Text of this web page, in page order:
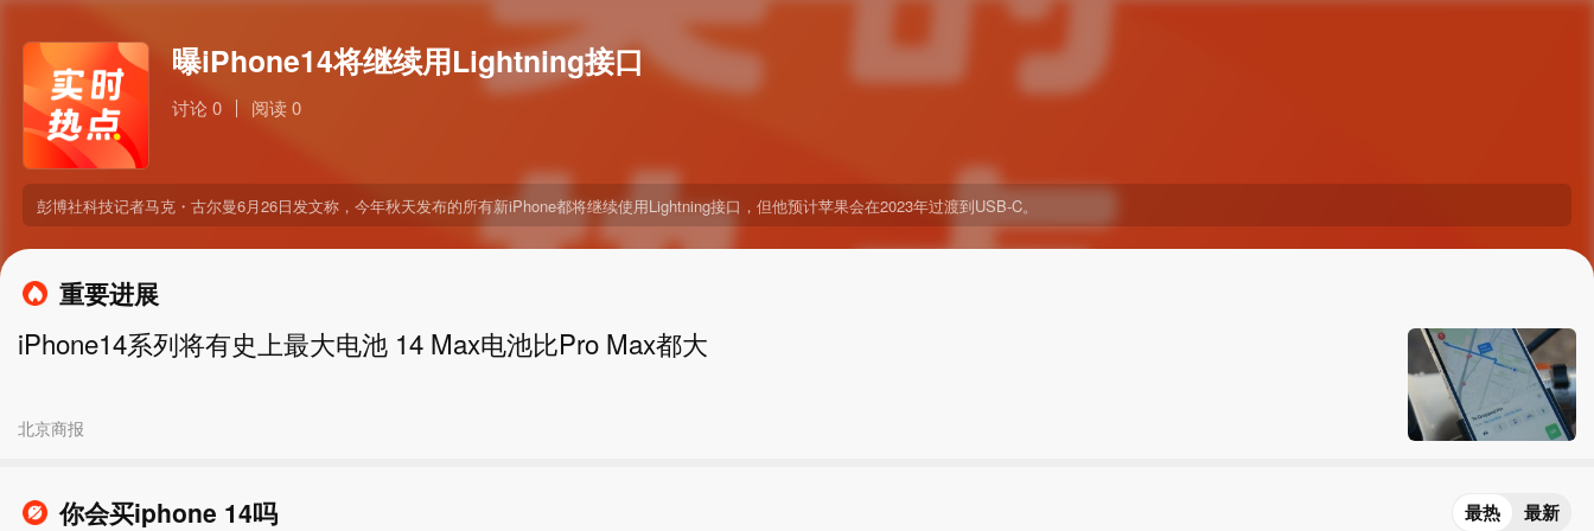
曝iPhone14将继续用Lightning接口
讨论 0 阅读 0
彭博社科技记者马克・古尔曼6月26日发文称，今年秋天发布的所有新iPhone都将继续使用Lightning接口，但他预计苹果会在2023年过渡到USB-C。
重要进展
iPhone14系列将有史上最大电池 14 Max电池比Pro Max都大
北京商报
你会买iphone 14吗 最热 最新